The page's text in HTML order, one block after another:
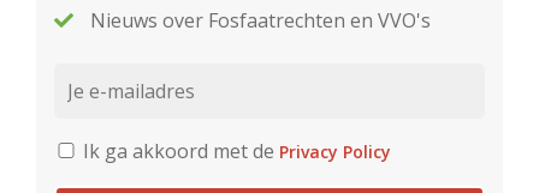
Nieuws over Fosfaatrechten en VVO's
Ik ga akkoord met de Privacy Policy